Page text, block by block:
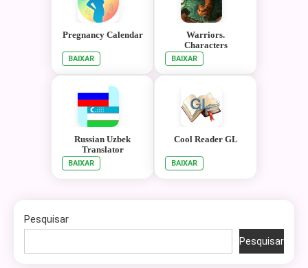
Pregnancy Calendar
BAIXAR
Warriors.
Characters
BAIXAR
Russian Uzbek
Translator
BAIXAR
Cool Reader GL
BAIXAR
Pesquisar
Pesquisar